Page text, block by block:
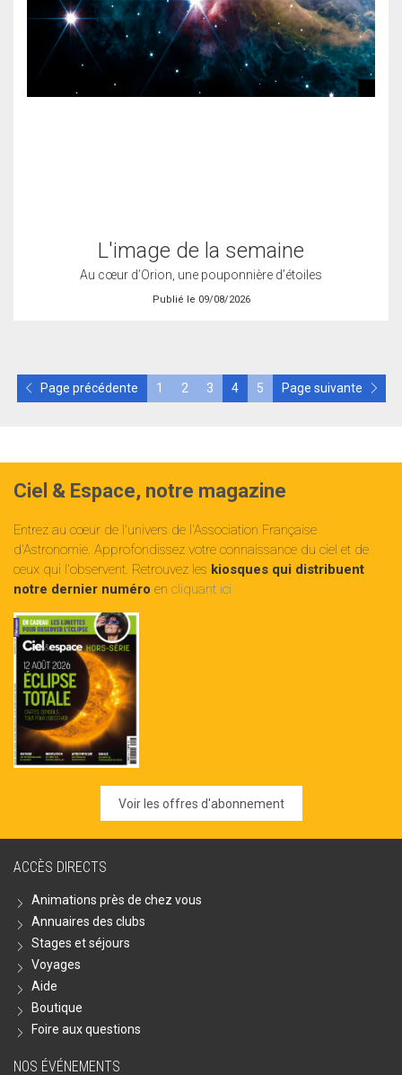
L'image de la semaine
Au cœur d’Orion, une pouponnière d’étoiles
Publié le 09/08/2026
Page précédente 1 2 3 4 5 Page suivante
Ciel & Espace, notre magazine
Entrez au cœur de l'univers de l'Association Française
d'Astronomie. Approfondissez votre connaissance du ciel et de
ceux qui l'observent. Retrouvez les kiosques qui distribuent
notre dernier numéro en cliquant ici
Voir les offres d'abonnement
ACCÈS DIRECTS
Animations près de chez vous
Annuaires des clubs
Stages et séjours
Voyages
Aide
Boutique
Foire aux questions
NOS ÉVÉNEMENTS